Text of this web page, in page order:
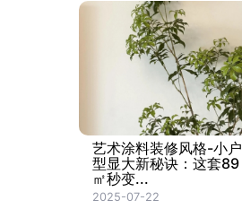
艺术涂料装修风格-小户
型显大新秘诀：这套89
㎡秒变...
2025-07-22